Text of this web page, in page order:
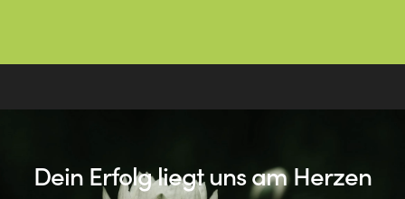
Dein Erfolg liegt uns am Herzen